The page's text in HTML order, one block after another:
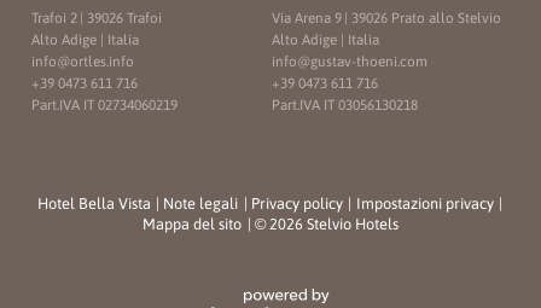
Trafoi 2 | 39026 Trafoi
Alto Adige | Italia
info@ortles. info
+39 0473 611 716
Part.IVA IT 02734060219
Via Arena 9 | 39026 Prato allo Stelvio
Alto Adige | Italia
info@gustav-thoeni.com
+39 0473 611 716
Part.IVA IT 03056130218
Hotel Bella Vista | Note legali | Privacy policy | Impostazioni privacy |
Mappa del sito | © 2026 Stelvio Hotels